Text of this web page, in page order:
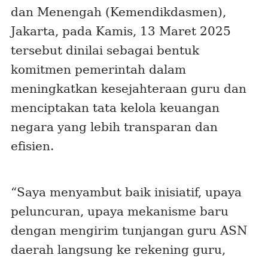
dan Menengah (Kemendikdasmen),
Jakarta, pada Kamis, 13 Maret 2025
tersebut dinilai sebagai bentuk
komitmen pemerintah dalam
meningkatkan kesejahteraan guru dan
menciptakan tata kelola keuangan
negara yang lebih transparan dan
efisien.
“Saya menyambut baik inisiatif, upaya
peluncuran, upaya mekanisme baru
dengan mengirim tunjangan guru ASN
daerah langsung ke rekening guru,